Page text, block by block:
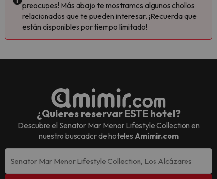
preocupes! Más abajo te mostramos algunos chollos
relacionados que te pueden interesar. ¡Recuerda que
están disponibles por tiempo limitado!
¿Quieres reservar ESTE hotel?
Descubre el Senator Mar Menor Lifestyle Collection en
nuestro buscador de hoteles Amimir.com